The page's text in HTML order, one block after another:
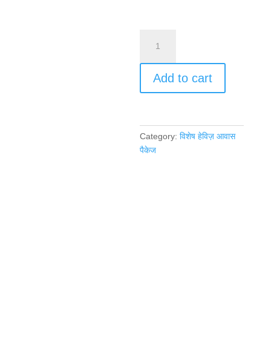
दिन/3
रातें
हेविज़
आवास
Add to cart
Category:विशेष हेविज़ आवास
पैकेज